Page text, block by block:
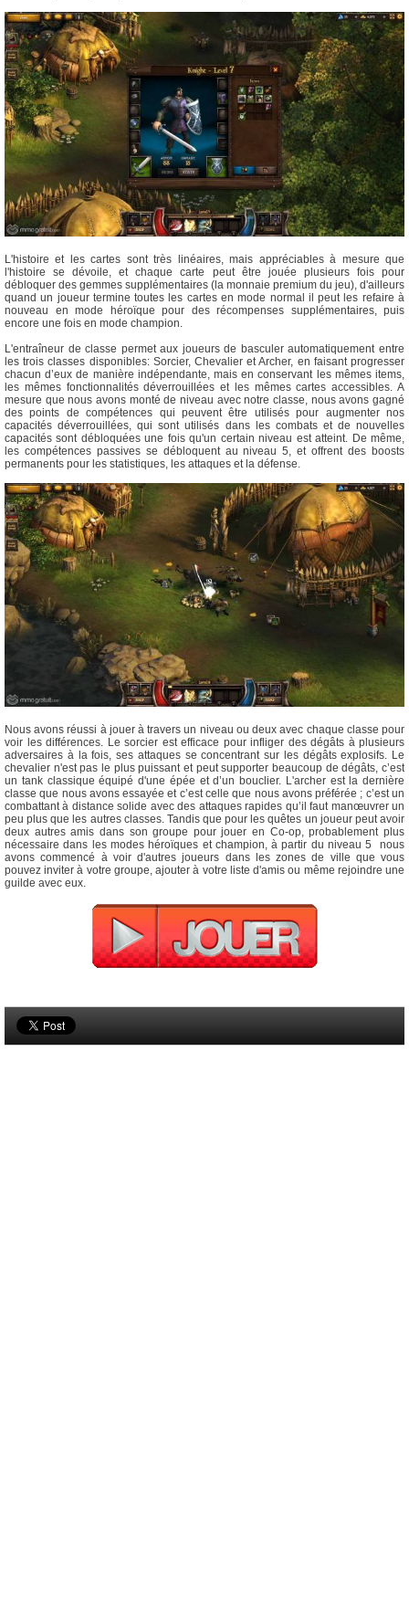
L'histoire et les cartes sont très linéaires, mais appréciables à mesure que
l'histoire se dévoile, et chaque carte peut être jouée plusieurs fois pour
débloquer des gemmes supplémentaires (la monnaie premium du jeu), d'ailleurs
quand un joueur termine toutes les cartes en mode normal il peut les refaire à
nouveau en mode héroïque pour des récompenses supplémentaires, puis
encore une fois en mode champion.
L'entraîneur de classe permet aux joueurs de basculer automatiquement entre
les trois classes disponibles: Sorcier, Chevalier et Archer, en faisant progresser
chacun d’eux de manière indépendante, mais en conservant les mêmes items,
les mêmes fonctionnalités déverrouillées et les mêmes cartes accessibles. A
mesure que nous avons monté de niveau avec notre classe, nous avons gagné
des points de compétences qui peuvent être utilisés pour augmenter nos
capacités déverrouillées, qui sont utilisés dans les combats et de nouvelles
capacités sont débloquées une fois qu'un certain niveau est atteint. De même,
les compétences passives se débloquent au niveau 5, et offrent des boosts
permanents pour les statistiques, les attaques et la défense.
Nous avons réussi à jouer à travers un niveau ou deux avec chaque classe pour
voir les différences. Le sorcier est efficace pour infliger des dégâts à plusieurs
adversaires à la fois, ses attaques se concentrant sur les dégâts explosifs. Le
chevalier n'est pas le plus puissant et peut supporter beaucoup de dégâts, c’est
un tank classique équipé d'une épée et d’un bouclier. L'archer est la dernière
classe que nous avons essayée et c’est celle que nous avons préférée ; c’est un
combattant à distance solide avec des attaques rapides qu’il faut manœuvrer un
peu plus que les autres classes. Tandis que pour les quêtes un joueur peut avoir
deux autres amis dans son groupe pour jouer en Co-op, probablement plus
nécessaire dans les modes héroïques et champion, à partir du niveau 5 nous
avons commencé à voir d'autres joueurs dans les zones de ville que vous
pouvez inviter à votre groupe, ajouter à votre liste d'amis ou même rejoindre une
guilde avec eux.